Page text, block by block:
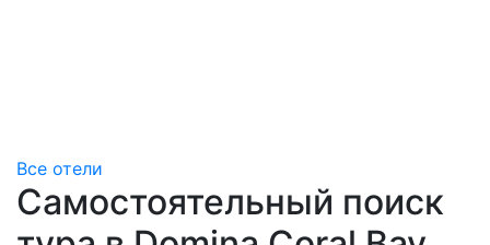
Все отели
Самостоятельный поиск